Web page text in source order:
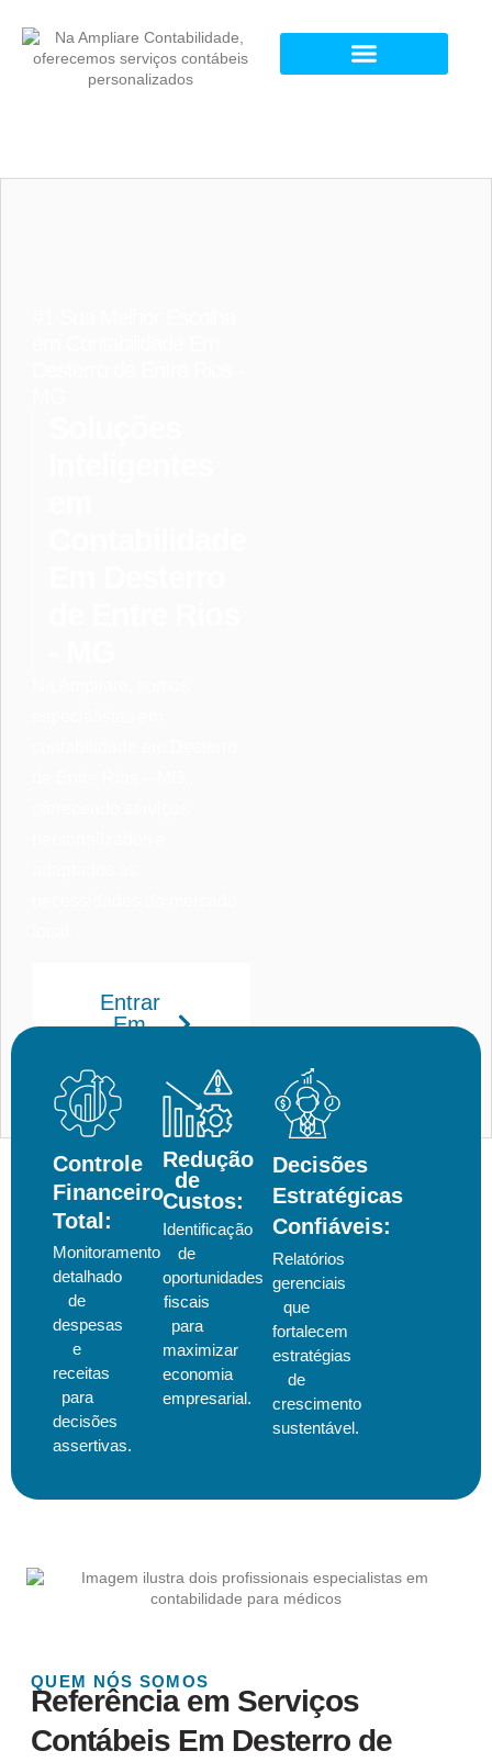
Entrar
Em
Controle
Financeiro
Total:
Monitoramento
detalhado
de
despesas
e
receitas
para
decisões
assertivas.
Redução
de
Custos:
Identificação
de
oportunidades
fiscais
para
maximizar
economia
empresarial.
Decisões
Estratégicas
Confiáveis:
Relatórios
gerenciais
que
fortalecem
estratégias
de
crescimento
sustentável.
QUEM NÓS SOMOS
Referência em Serviços
Contábeis Em Desterro de